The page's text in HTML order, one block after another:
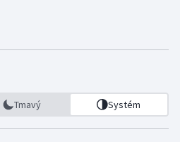
Tmavý Systém